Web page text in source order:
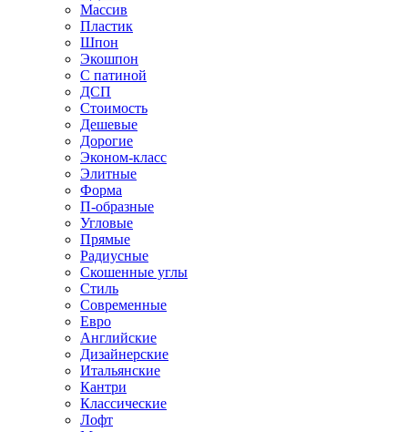
Массив
Пластик
Шпон
Экошпон
С патиной
ДСП
Стоимость
Дешевые
Дорогие
Эконом-класс
Элитные
Форма
П-образные
Угловые
Прямые
Радиусные
Скошенные углы
Стиль
Современные
Евро
Английские
Дизайнерские
Итальянские
Кантри
Классические
Лофт